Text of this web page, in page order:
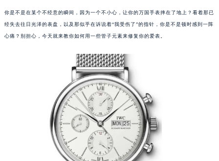
你是不是在某个不经意的瞬间，因为一个不小心，让你的万国手表摔在了地上？看着那已
经失去往日光泽的表盘，以及那似乎在诉说着“我受伤了”的指针，你是不是顿时感到一阵
心痛？别担心，今天就来教你如何用一些管子元素来修复你的爱表。